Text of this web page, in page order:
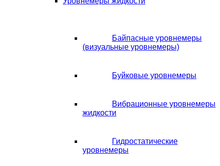
Байпасные уровнемеры
(визуальные уровнемеры)
Буйковые уровнемеры
Вибрационные уровнемеры
жидкости
Гидростатические
уровнемеры